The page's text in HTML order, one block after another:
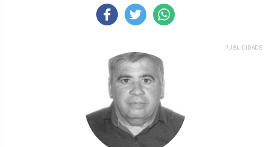
PUBLICIDADE